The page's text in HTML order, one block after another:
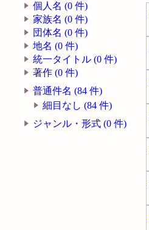
個人名 (0 件)
家族名 (0 件)
団体名 (0 件)
地名 (0 件)
統一タイトル (0 件)
著作 (0 件)
普通件名 (84 件)
細目なし (84 件)
ジャンル・形式 (0 件)